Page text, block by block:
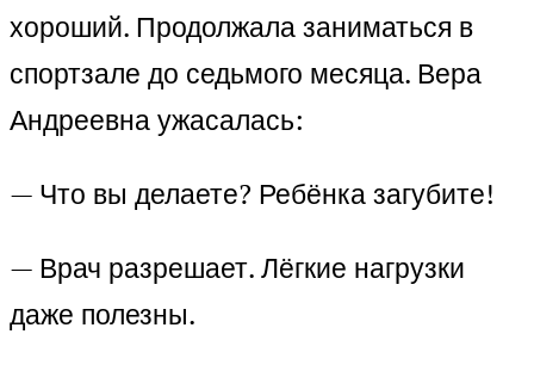
хороший. Продолжала заниматься в
спортзале до седьмого месяца. Вера
Андреевна ужасалась:
— Что вы делаете? Ребёнка загубите!
— Врач разрешает. Лёгкие нагрузки
даже полезны.